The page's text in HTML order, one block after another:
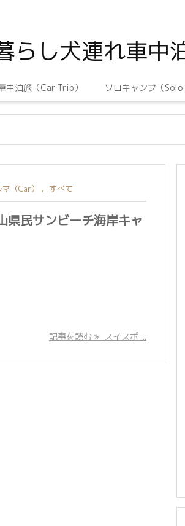
し犬連れ車中
中泊旅（Car Trip） ソロキャンプ（Solo
（Car） , すべて
県民サンビーチ海岸キャ
記事を読む スイスポ ...